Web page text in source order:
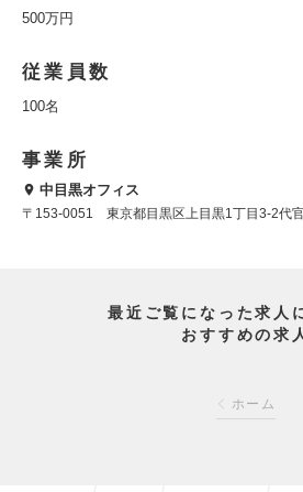
500万円
従業員数
100名
事業所
中目黒オフィス
〒153-0051 東京都目黒区上目黒1丁目3-2
最近ご覧になった求人
おすすめの求
ホーム